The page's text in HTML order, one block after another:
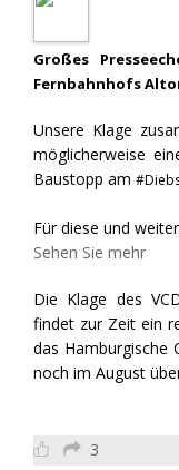
Großes
Fernbahnhofs
Unsere Klage
möglicherweise
Baustopp am
Für diese und
Sehen Sie mehr
Die Klage des
findet zur Zeit ein
das Hamburgische
noch im August
3